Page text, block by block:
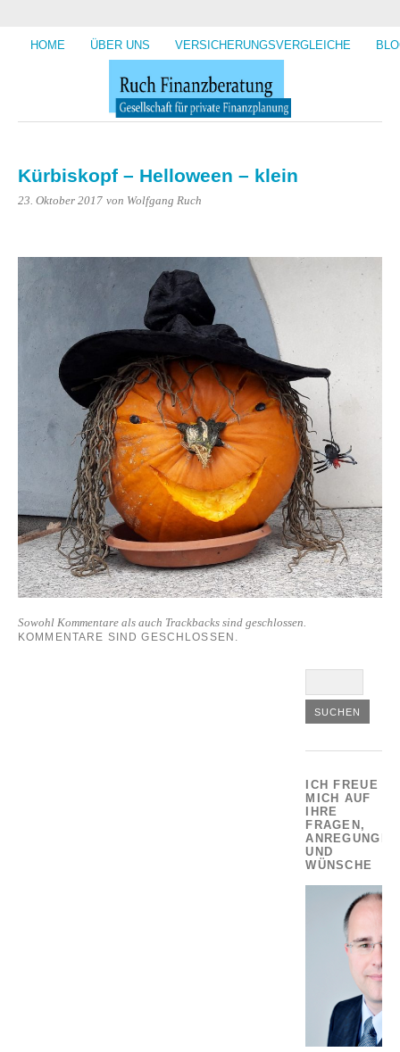
HOME ÜBER UNS VERSICHERUNGSVERGLEICHE
Kürbiskopf – Helloween – klein
23. Oktober 2017 von Wolfgang Ruch
Sowohl Kommentare als auch Trackbacks sind geschlossen.
KOMMENTARE SIND GESCHLOSSEN.
ICH FREUE
MICH AUF
IHRE
FRAGEN,
ANREGUNGEN
UND
WÜNSCHE